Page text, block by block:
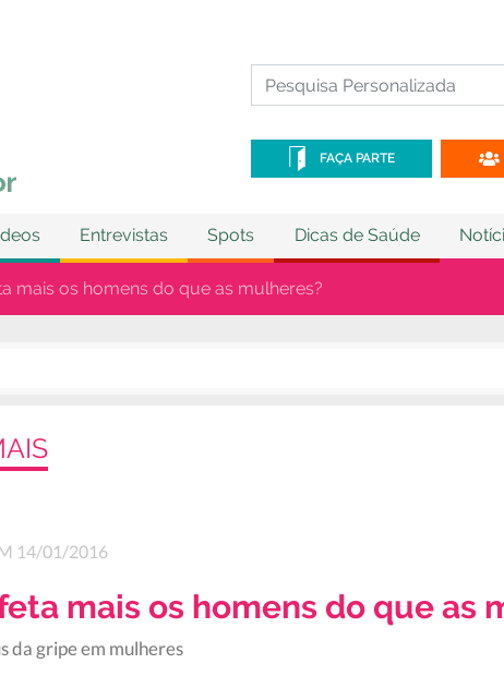
FAÇA PARTE
Entrevistas Spots Dicas de Saúde
mais os homens do que as mulheres?
14/01/2016
mais os homens do que as
da gripe em mulheres